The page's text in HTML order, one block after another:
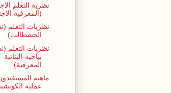
نظرية التعلم
(المعرفية
نظريات التعلم
الجشطالت)
نظريات التعلم
بياجيه-البنائية
المعرفية)
ماهية
عملية